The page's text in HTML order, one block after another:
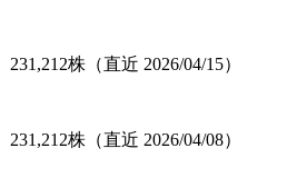
、231,212株（直近 2026/04/15）
、231,212株（直近 2026/04/08）